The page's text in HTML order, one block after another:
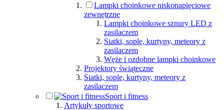
Lampki choinkowe niskonapięciowe
zewnętrzne
Lampki choinkowe sznury LED z
zasilaczem
Siatki, sople, kurtyny, meteory z
zasilaczem
Węże i ozdobne lampki choinkowe
Projektory świąteczne
Siatki, sople, kurtyny, meteory z
zasilaczem
Sport i fitness
Artykuły sportowe